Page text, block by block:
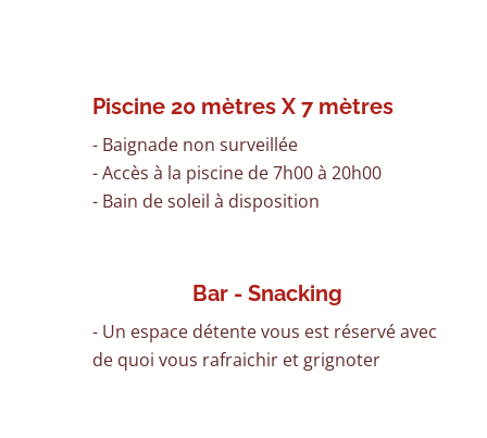
Piscine 20 mètres X 7 mètres
- Baignade non surveillée
- Accès à la piscine de 7h00 à 20h00
- Bain de soleil à disposition
Bar - Snacking
- Un espace détente vous est réservé avec
de quoi vous rafraichir et grignoter